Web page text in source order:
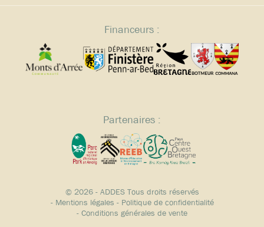
Financeurs :
Partenaires :
© 2026 - ADDES Tous droits réservés
- Mentions légales - Politique de confidentialité
- Conditions générales de vente